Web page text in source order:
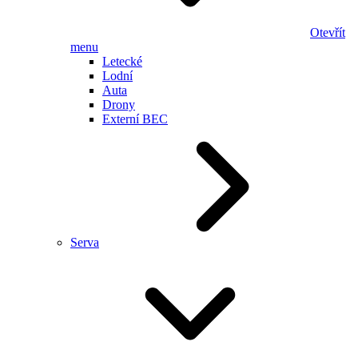
Otevřít
menu
Letecké
Lodní
Auta
Drony
Externí BEC
Serva